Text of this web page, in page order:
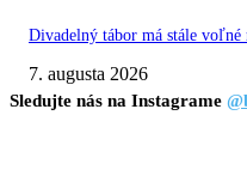
Divadelný tábor má stále voľné
7. augusta 2026
Sledujte nás na Instagrame